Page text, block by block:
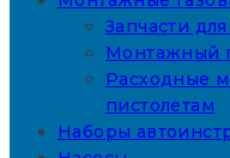
Запчасти
Монтажный
Расходные
пистолетам
Наборы